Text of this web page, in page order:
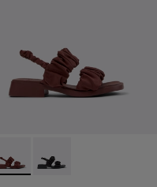
001
- K201894-003 -
Dana - K201894-001